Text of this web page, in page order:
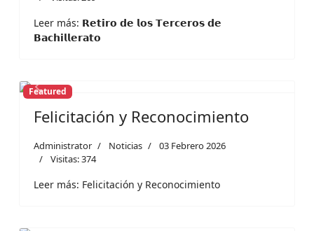
Leer más: 𝗥𝗲𝘁𝗶𝗿𝗼 𝗱𝗲 𝗹𝗼𝘀 𝗧𝗲𝗿𝗰𝗲𝗿𝗼𝘀 𝗱𝗲
𝗕𝗮𝗰𝗵𝗶𝗹𝗹𝗲𝗿𝗮𝘁𝗼
Previous
Featured
Felicitación y Reconocimiento
Administrator Noticias
03 Febrero 2026
Visitas: 374
Leer más: Felicitación y Reconocimiento